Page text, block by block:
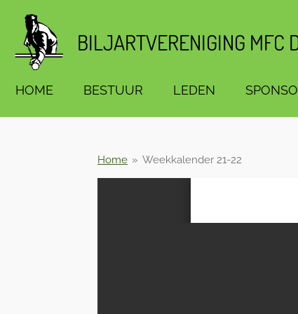
direct
naar
de
BILJARTVERENIGING MFC
HOME BESTUUR LEDEN
Home » Weekkalender 21-22